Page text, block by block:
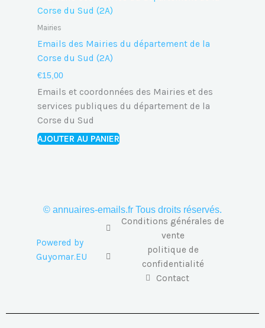
Mairies
Emails des Mairies du département de la
Corse du Sud (2A)
€15,00
Emails et coordonnées des Mairies et des
services publiques du département de la
Corse du Sud
AJOUTER AU PANIER
© annuaires-emails.fr Tous droits réservés.
Powered by
Guyomar.EU
Conditions générales de
vente
politique de
confidentialité
Contact